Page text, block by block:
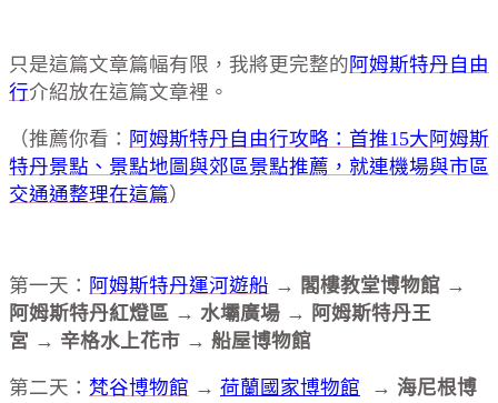
只是這篇文章篇幅有限，我將更完整的阿姆斯特丹自由
行介紹放在這篇文章裡。
（推薦你看： 阿姆斯特丹自由行攻略：首推15大阿姆斯
特丹景點、景點地圖與郊區景點推薦，就連機場與市區
交通通整理在這篇）
第一天： 阿姆斯特丹運河遊船 → 閣樓教堂博物館 →
阿姆斯特丹紅燈區 → 水壩廣場 → 阿姆斯特丹王
宮 → 辛格水上花市 → 船屋博物館
第二天： 梵谷博物館 → 荷蘭國家博物館 → 海尼根博